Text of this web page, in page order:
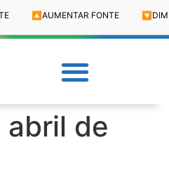
🔼 AUMENTAR FONTE 🔽
abril de